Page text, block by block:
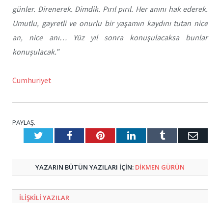
günler. Direnerek. Dimdik. Pırıl pırıl. Her anını hak ederek.
Umutlu, gayretli ve onurlu bir yaşamın kaydını tutan nice
an, nice anı… Yüz yıl sonra konuşulacaksa bunlar
konuşulacak.”
Cumhuriyet
PAYLAŞ.
TwitterFacebookPinterestLinkedInTumblr E-
YAZARIN BÜTÜN YAZILARI IÇIN: DIKMEN GÜRÜN
ILIŞKILI YAZILAR